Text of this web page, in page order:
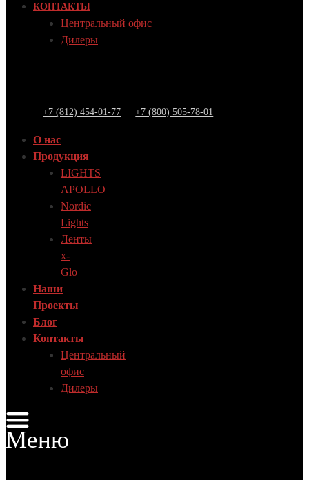
КОНТАКТЫ
Центральный офис
Дилеры
+7 (812) 454-01-77 +7 (800) 505-78-01
О нас
Продукция
LIGHTS
APOLLO
Nordic
Lights
Ленты
x-
Glo
Наши
Проекты
Блог
Контакты
Центральный
офис
Дилеры
Меню